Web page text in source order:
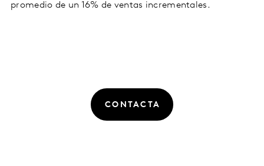
promedio de un 16% de ventas incrementales.
CONTACTA